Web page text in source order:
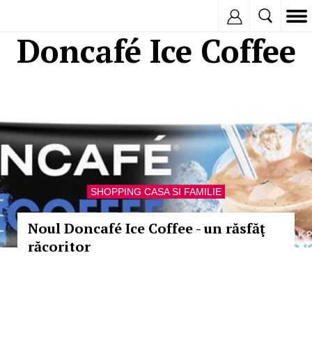
Doncafé Ice Coffee
SHOPPING CASA SI FAMILIE
Noul Doncafé Ice Coffee - un răsfăţ
răcoritor